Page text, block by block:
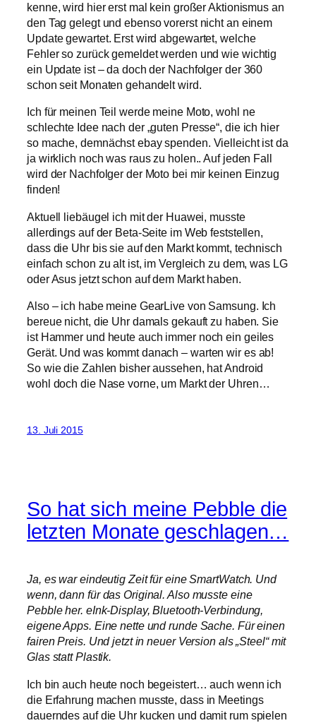
kenne, wird hier erst mal kein großer Aktionismus an
den Tag gelegt und ebenso vorerst nicht an einem
Update gewartet. Erst wird abgewartet, welche
Fehler so zurück gemeldet werden und wie wichtig
ein Update ist – da doch der Nachfolger der 360
schon seit Monaten gehandelt wird.
Ich für meinen Teil werde meine Moto, wohl ne
schlechte Idee nach der „guten Presse“, die ich hier
so mache, demnächst ebay spenden. Vielleicht ist da
ja wirklich noch was raus zu holen.. Auf jeden Fall
wird der Nachfolger der Moto bei mir keinen Einzug
finden!
Aktuell liebäugel ich mit der Huawei, musste
allerdings auf der Beta-Seite im Web feststellen,
dass die Uhr bis sie auf den Markt kommt, technisch
einfach schon zu alt ist, im Vergleich zu dem, was LG
oder Asus jetzt schon auf dem Markt haben.
Also – ich habe meine GearLive von Samsung. Ich
bereue nicht, die Uhr damals gekauft zu haben. Sie
ist Hammer und heute auch immer noch ein geiles
Gerät. Und was kommt danach – warten wir es ab!
So wie die Zahlen bisher aussehen, hat Android
wohl doch die Nase vorne, um Markt der Uhren…
13. Juli 2015
So hat sich meine Pebble die
letzten Monate geschlagen…
Ja, es war eindeutig Zeit für eine SmartWatch. Und
wenn, dann für das Original. Also musste eine
Pebble her. eInk-Display, Bluetooth-Verbindung,
eigene Apps. Eine nette und runde Sache. Für einen
fairen Preis. Und jetzt in neuer Version als „Steel“ mit
Glas statt Plastik.
Ich bin auch heute noch begeistert… auch wenn ich
die Erfahrung machen musste, dass in Meetings
dauerndes auf die Uhr kucken und damit rum spielen